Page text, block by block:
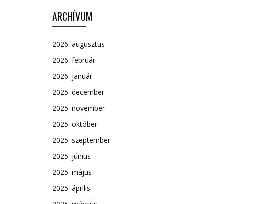
ARCHÍVUM
2026. augusztus
2026. február
2026. január
2025. december
2025. november
2025. október
2025. szeptember
2025. június
2025. május
2025. április